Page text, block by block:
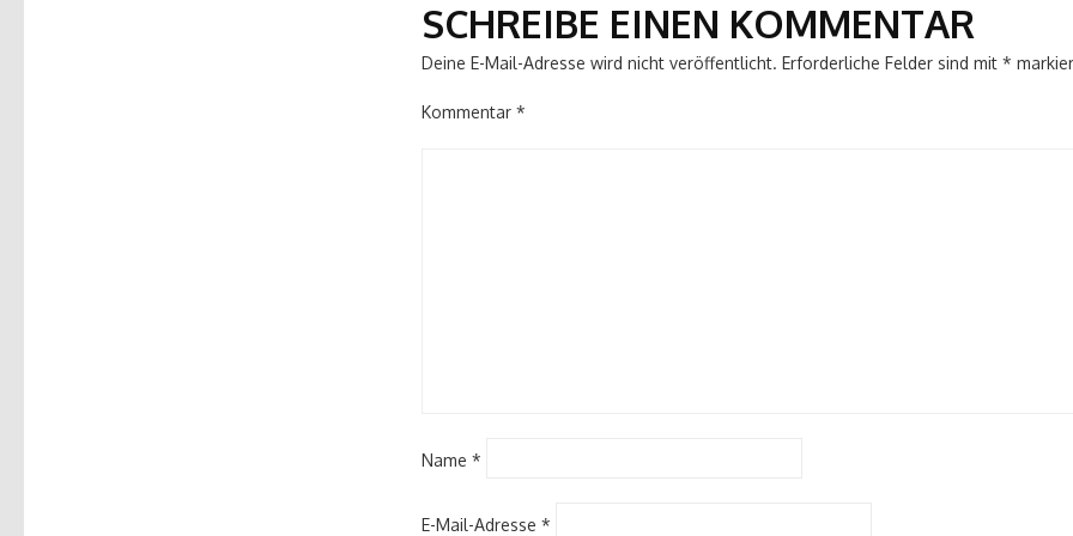
SCHREIBE EINEN KOMMENTAR
Deine E-Mail-Adresse wird nicht veröffentlicht. Erforderliche Felder sind mit *
Kommentar *
Name *
E-Mail-Adresse *